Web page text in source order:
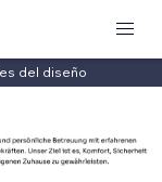
del diseño